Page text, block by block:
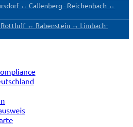
↔ Callenberg - Reichenbach ↔
Rottluff ↔ Rabenstein ↔ Limbach-